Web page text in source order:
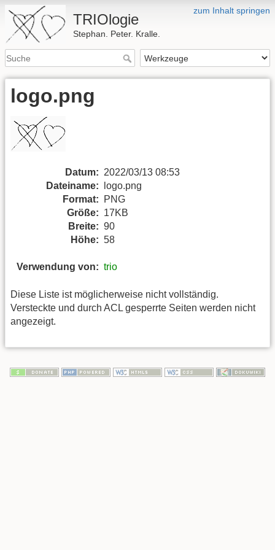
zum Inhalt springen
TRIOlogie
Stephan. Peter. Kralle.
logo.png
Datum: 2022/03/13 08:53
Dateiname:
logo.png
Format:
PNG
Größe: 17KB
Breite: 90
Höhe: 58
Verwendung von: trio
Diese Liste ist möglicherweise nicht vollständig.
Versteckte und durch ACL gesperrte Seiten werden nicht
angezeigt.